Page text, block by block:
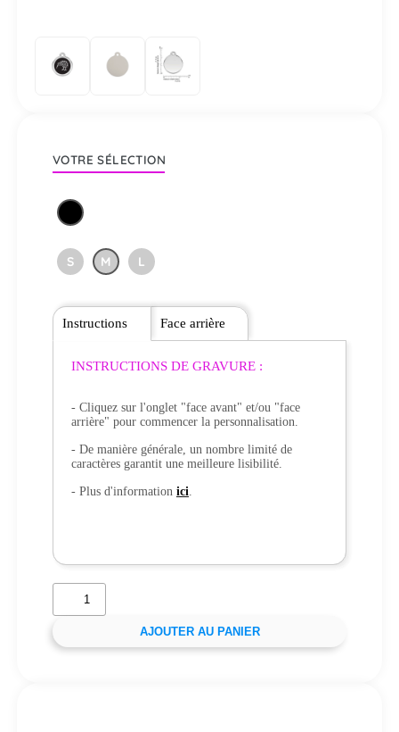
VOTRE SÉLECTION
S M L
Instructions
INSTRUCTIONS DE GRAVURE :
- Cliquez sur l'onglet "face avant" et/ou "face
arrière" pour commencer la personnalisation.
- De manière générale, un nombre limité de
caractères garantit une meilleure lisibilité.
- Plus d'information ici.
Face arrière
AJOUTER AU PANIER